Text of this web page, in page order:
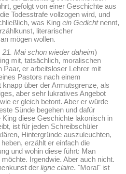
gefolgt von einer Geschichte aus
Todesstrafe vollzogen wird, und
was Kingein Gedichtnennt,
literarischer
mögen wollen.
Mai schon wieder daheim)
mit, tatsächlich, moralischen
Paar, er arbeitsloser Lehrer mit
Pastors nach einem
über der Armutsgrenze, als
aber sehr lukratives Angebot
wie er gleich betont. Aber er würde
Sünde begehen und dafür
diese Geschichte lakonisch in
ist für jeden Schreibschüler
Hintergründe auszuleuchten,
erzählt er einfach die
und wohin diese führt: Man
Irgendwie. Aber auch nicht.
derligne claire. "Moral" ist